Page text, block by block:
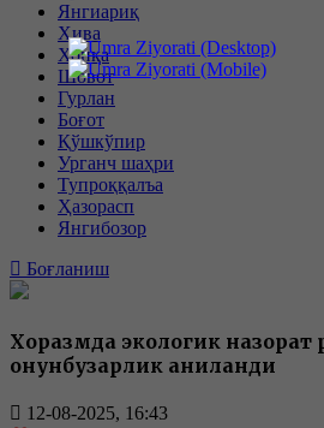
Янгиариқ
Хива
Хонқа
Шовот
Гурлан
Боғот
Қўшкўпир
Урганч шаҳри
Тупроққалъа
Ҳазорасп
Янгибозор
Боғланиш
Хоразмда экологик назорат
қонунбузарлик аниқланди
12-08-2025, 16:43